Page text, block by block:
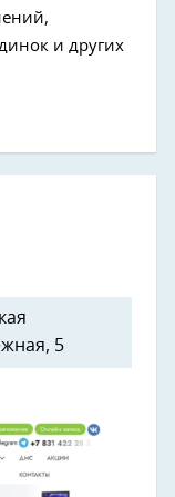
и других
5